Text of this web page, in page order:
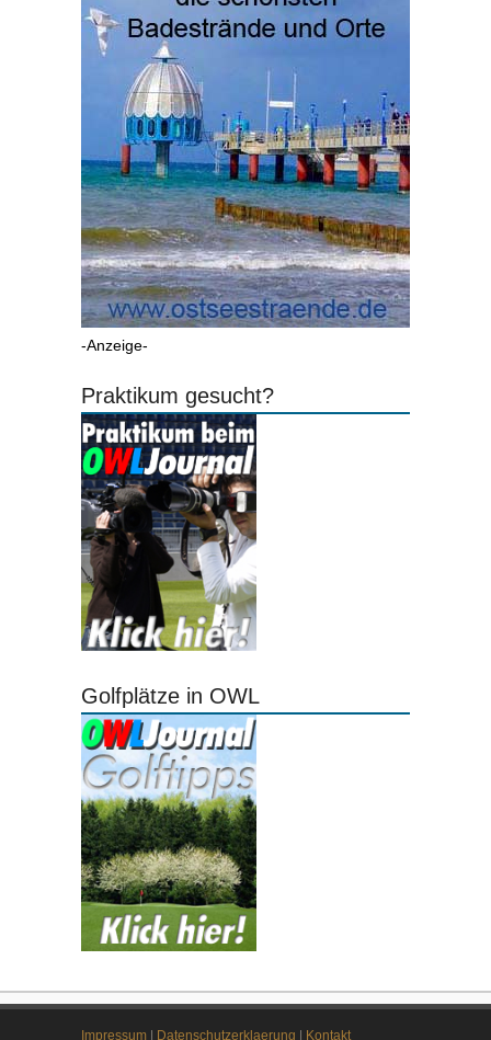
-Anzeige-
Praktikum gesucht?
Golfplätze in OWL
Impressum Datenschutzerklaerung Kontakt